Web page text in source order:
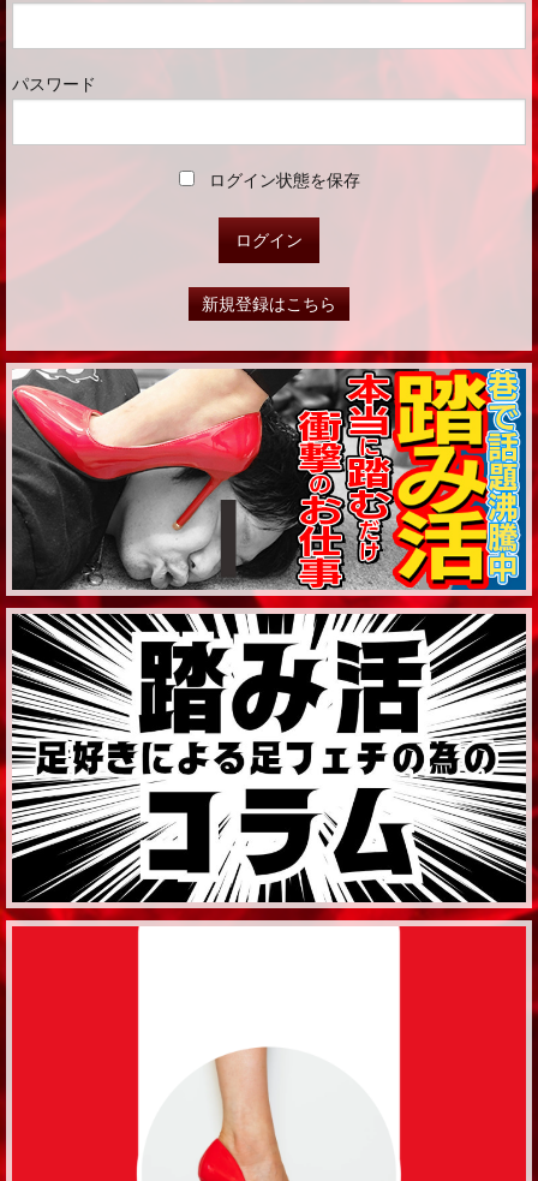
パスワード
ログイン状態を保存
新規登録はこちら